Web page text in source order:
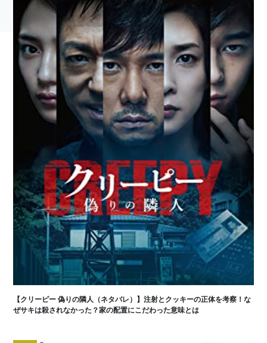
【クリーピー 偽りの隣人（ネタバレ）】注射とクッキーの正体を考察！な
ぜサキは殺されなかった？家の配置にこだわった意味とは